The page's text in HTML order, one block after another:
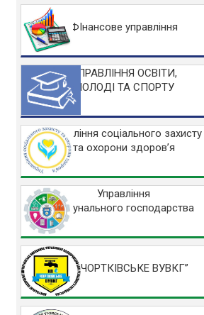
ФІнансове управління
УПРАВЛІННЯ ОСВІТИ,
МОЛОДІ ТА СПОРТУ
Управління соціального захисту
та охорони здоров’я
Управління
комунального господарства
КП “ЧОРТКІВСЬКЕ ВУВКГ”